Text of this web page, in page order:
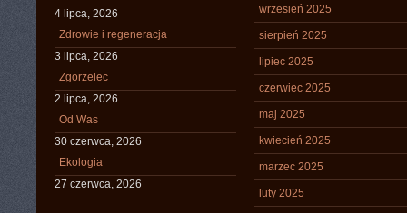
4 lipca, 2026
Zdrowie i regeneracja
3 lipca, 2026
Zgorzelec
2 lipca, 2026
Od Was
30 czerwca, 2026
Ekologia
27 czerwca, 2026
wrzesień 2025
sierpień 2025
lipiec 2025
czerwiec 2025
maj 2025
kwiecień 2025
marzec 2025
luty 2025